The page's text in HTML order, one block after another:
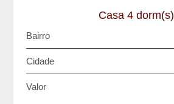
Casa 4 dorm(s)
Bairro
Cidade
Valor